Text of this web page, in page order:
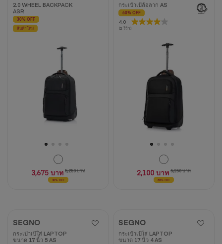
2.0 WHEEL BACKPACK
ASR
30% OFF
สินค้าใหม่
3,675 บาท 5,250 บาท
30% OFF
กระเป๋าเป้ล้อลาก AS
60% OFF
4.0
(2 รีวิว)
4.0
จาก
2,100 บาท 5,250 บาท
60% OFF
SEGNO
กระเป๋าเป้ใส่ LAPTOP
ขนาด 17 นิ้ว 5 AS
SEGNO
กระเป๋าเป้ใส่ LAPTOP
ขนาด 17 นิ้ว 4 AS